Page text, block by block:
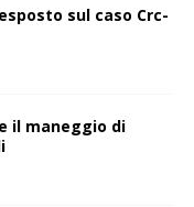
sul caso Crc-
il maneggio di